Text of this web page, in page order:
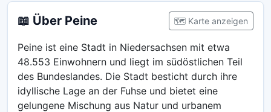
📖 Über Peine 🗺️ Karte anzeigen
Peine ist eine Stadt in Niedersachsen mit etwa
48.553 Einwohnern und liegt im südöstlichen Teil
des Bundeslandes. Die Stadt besticht durch ihre
idyllische Lage an der Fuhse und bietet eine
gelungene Mischung aus Natur und urbanem